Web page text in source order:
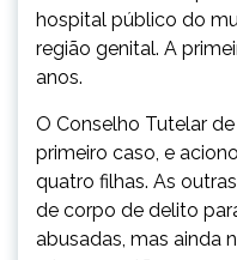
hospital público do
região genital. A
anos.
O Conselho Tutelar
primeiro caso, e
quatro filhas. As
de corpo de delito
abusadas, mas ainda